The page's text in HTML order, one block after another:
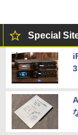
Special